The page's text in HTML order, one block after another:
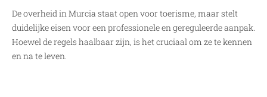
De overheid in Murcia staat open voor toerisme, maar stelt
duidelijke eisen voor een professionele en gereguleerde aanpak.
Hoewel de regels haalbaar zijn, is het cruciaal om ze te kennen
en na te leven.